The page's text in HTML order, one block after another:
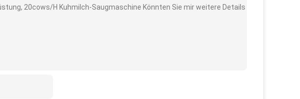
20cows/H Kuhmilch-Saugmaschine Könnten Sie mir weitere Details